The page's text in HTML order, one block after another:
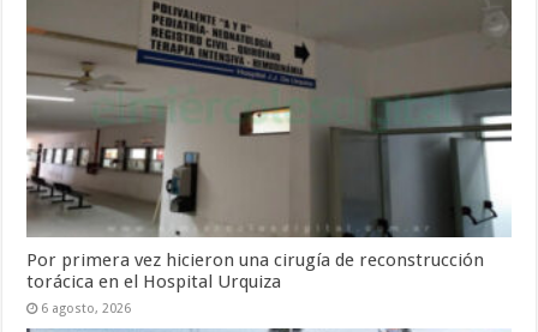
Por primera vez hicieron una cirugía de reconstrucción
torácica en el Hospital Urquiza
6 agosto, 2026